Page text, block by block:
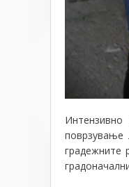
поврзување
градежните